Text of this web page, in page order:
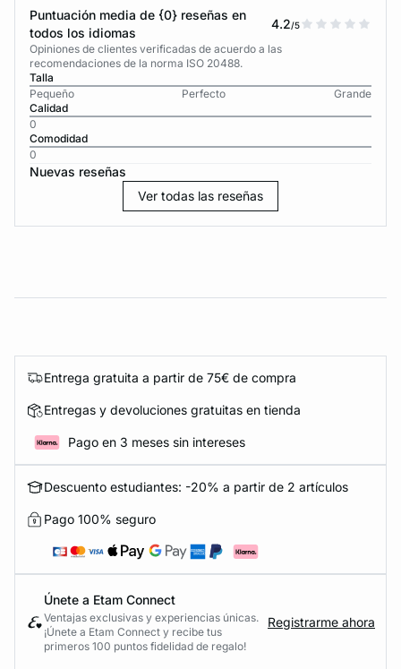
Puntuación media de {0} reseñas en
todos los idiomas
4.2/5
Opiniones de clientes verificadas de acuerdo a las
recomendaciones de la norma ISO 20488.
Talla
Pequeño
Perfecto
Grande
Calidad
0
Comodidad
0
Nuevas reseñas
Ver todas las reseñas
Entrega gratuita a partir de 75€ de compra
Entregas y devoluciones gratuitas en tienda
Pago en 3 meses sin intereses
Descuento estudiantes: -20% a partir de 2 artículos
Pago 100% seguro
Únete a Etam Connect
Ventajas exclusivas y experiencias únicas.
¡Únete a Etam Connect y recibe tus
primeros 100 puntos fidelidad de regalo!
Registrarme ahora